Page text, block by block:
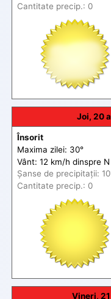
Cantitate precip.: 0
Joi, 20
Însorit
Maxima zilei: 30°
Vânt: 12 km/h dinspre N
Șanse de precipitații:
Cantitate precip.: 0
Vineri,